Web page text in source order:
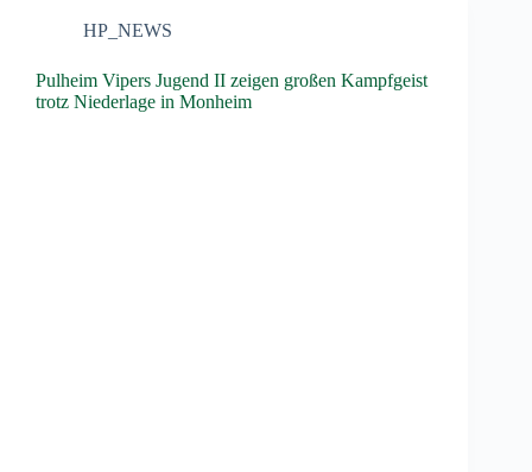
HP_NEWS
Pulheim Vipers Jugend II zeigen großen Kampfgeist
trotz Niederlage in Monheim